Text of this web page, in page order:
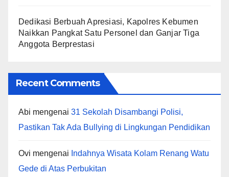
Dedikasi Berbuah Apresiasi, Kapolres Kebumen
Naikkan Pangkat Satu Personel dan Ganjar Tiga
Anggota Berprestasi
Recent Comments
Abi mengenai 31 Sekolah Disambangi Polisi,
Pastikan Tak Ada Bullying di Lingkungan Pendidikan
Ovi mengenai Indahnya Wisata Kolam Renang Watu
Gede di Atas Perbukitan